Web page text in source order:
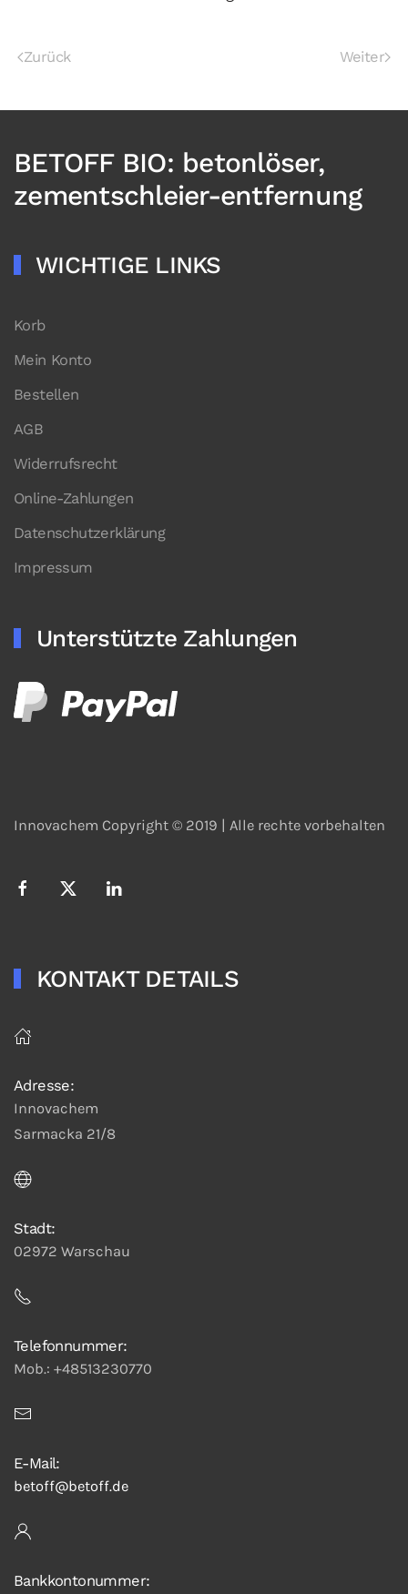
Zurück Weiter
BETOFF BIO: betonlöser,
zementschleier-entfernung
WICHTIGE LINKS
Korb
Mein Konto
Bestellen
AGB
Widerrufsrecht
Online-Zahlungen
Datenschutzerklärung
Impressum
Unterstützte Zahlungen
Innovachem Copyright © 2019 | Alle rechte vorbehalten
KONTAKT DETAILS
Adresse:
Innovachem
Sarmacka 21/8
Stadt:
02972 Warschau
Telefonnummer:
Mob.: +48513230770
E-Mail:
betoff@betoff.de
Bankkontonummer: